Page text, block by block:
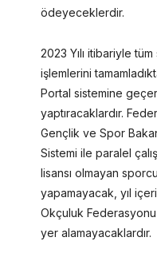
ödeyeceklerdir.
2023 Yılı itibariyle
işlemlerini
Portal sistemine
yaptıracaklardır.
Gençlik ve Spor
Sistemi ile paralel
lisansı olmayan
yapamayacak, yıl
Okçuluk
yer alamayacaklardır.